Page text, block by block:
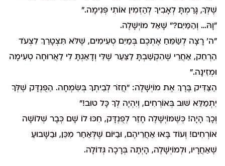
שֶׁלְּךָ, גָּרַמְתָּ לְאָבִיךָ לְהַזְמִין אוֹתִי פְּנִימָה."
"וָהּ… וְהַמַּיִם?" שָׁאַל מוֹיְשָׁלֶה.
"ה' רָצָה לְשַׂמֵּחַ אֶתְכֶם בְּמַיִם טְעִימִים, שֶׁלֹּא תִּצְטָרֵךְ לִצְעֹד
הַרְחֵק, אַחֲרֵי שֶׁהִקְשַׁבְתָּ לַצַּעַר שֶׁלִּי וְדָאַגְתָּ לִי לַאֲרוּחָה טְעִימָה
וּמְזִינָה."
הַצַּדִּיק בֶּרֶךְ אֶת מוֹיְשָׁלֶה: "חֲזֹר לְבֵיתְךָ בְּשִׂמְחָה. הַפֻּנְדָּק שֶׁלְּךָ
יִתְמַלֵּא שׁוּב בְּאוֹרְחִים, וְיִהְיֶה לְךָ כָּל טוּב!"
וְכָךְ הָיָה! כְּשֶׁמּוֹיְשָׁלֶה חָזַר לְפֻנְדָּק, חִכּוּ לוֹ שָׁם כְּבָר שְׁלוֹשָׁה
אוֹרְחִים! וְעוֹד בָּאוּ אַחֲרֵיהֶם, וּבַיּוֹם שֶׁלְּאַחַר מִכֵּן, וּבַשָּׁבוּעַ
שֶׁאַחֲרָיו, וּלְמוֹיְשָׁלֶה, הָיְתָה בְּרָכָה גְּדוֹלָה.